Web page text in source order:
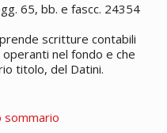
65, bb. e fascc. 24354
scritture contabili
nel fondo e che
titolo, del Datini.
sommario